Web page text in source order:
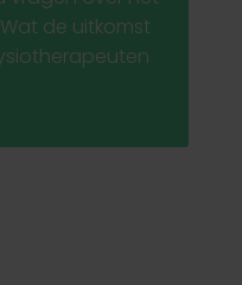
de uitkomst